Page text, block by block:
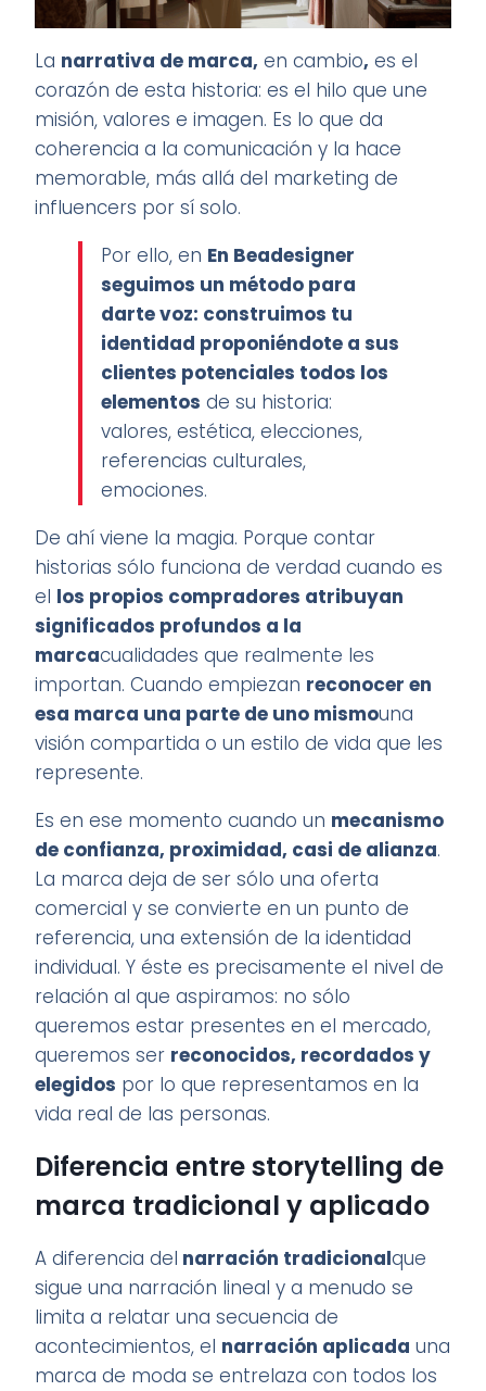
La narrativa de marca, en cambio, es el
corazón de esta historia: es el hilo que une
misión, valores e imagen. Es lo que da
coherencia a la comunicación y la hace
memorable, más allá del marketing de
influencers por sí solo.
Por ello, en En Beadesigner
seguimos un método para
darte voz: construimos tu
identidad proponiéndote a sus
clientes potenciales todos los
elementos de su historia:
valores, estética, elecciones,
referencias culturales,
emociones.
De ahí viene la magia. Porque contar
historias sólo funciona de verdad cuando es
el los propios compradores atribuyan
significados profundos a la
marcacualidades que realmente les
importan. Cuando empiezan reconocer en
esa marca una parte de uno mismouna
visión compartida o un estilo de vida que les
represente.
Es en ese momento cuando un mecanismo
de confianza, proximidad, casi de alianza.
La marca deja de ser sólo una oferta
comercial y se convierte en un punto de
referencia, una extensión de la identidad
individual. Y éste es precisamente el nivel de
relación al que aspiramos: no sólo
queremos estar presentes en el mercado,
queremos ser reconocidos, recordados y
elegidos por lo que representamos en la
vida real de las personas.
Diferencia entre storytelling de
marca tradicional y aplicado
A diferencia del narración tradicionalque
sigue una narración lineal y a menudo se
limita a relatar una secuencia de
acontecimientos, el narración aplicada una
marca de moda se entrelaza con todos los